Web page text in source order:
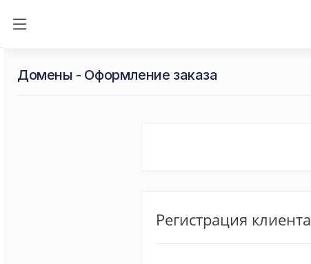
Домены - Оформление заказа
Регистрация клиента